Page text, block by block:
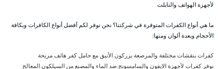
لأجهزة الهواتف والتابلت
ما هي أنواع الكفرات المتوفرة في شركتنا؟ نحن نوفر لكم أفضل أنواع الكافرات وبكافة
الأحجام وبعدة ألوان ومنها:
كفرات بنقشات مختلفة والمرصعة بزركون الأنيق مع حامل كفر هاتف مريحة
نوفر كفرات لأجهزة الايفون والسامسونج ضد الماء والمصنع من السيلكون المعالج